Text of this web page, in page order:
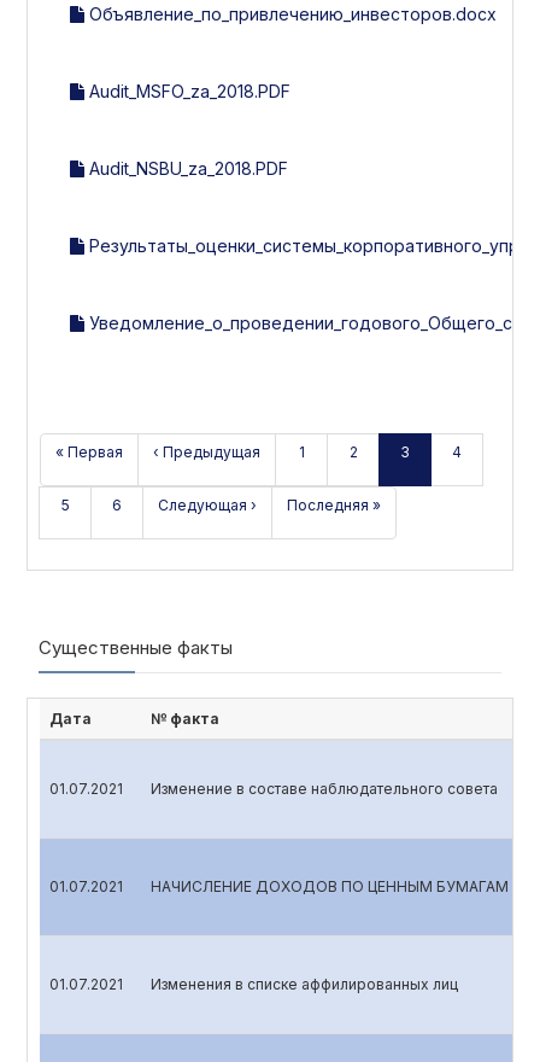
Объявление_по_привлечению_инвесторов.docx
Audit_MSFO_za_2018.PDF
Audit_NSBU_za_2018.PDF
« Первая ‹ Предыдущая 1 2 3 4
5 6 Следующая › Последняя »
Существенные факты
Дата № факта
01.07.2021 Изменение в составе наблюдательного совета
01.07.2021 НАЧИСЛЕНИЕ ДОХОДОВ ПО ЦЕННЫМ БУМАГАМ
01.07.2021 Изменения в списке аффилированных лиц